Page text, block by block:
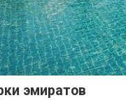
эмиратов